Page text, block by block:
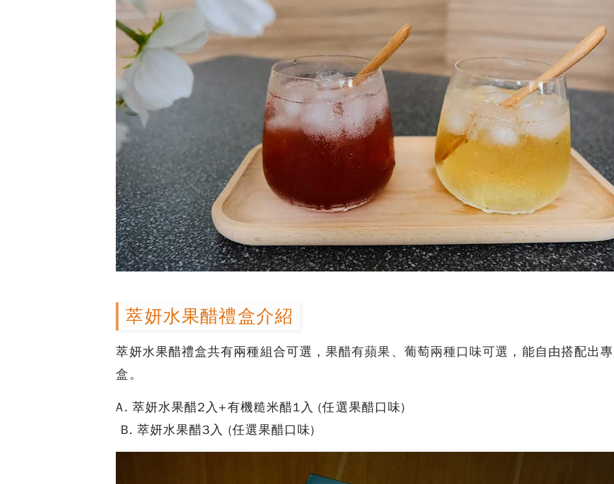
萃妍水果醋禮盒介紹
萃妍水果醋禮盒共有兩種組合可選，果醋有蘋果、葡萄兩種口味可選 ，能自由搭配出
盒。
A. 萃妍水果醋2入+有機糙米醋1入 (任選果醋口味)
B. 萃妍水果醋3入 (任選果醋口味)